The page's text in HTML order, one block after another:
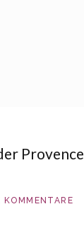
Provence
KOMMENTARE